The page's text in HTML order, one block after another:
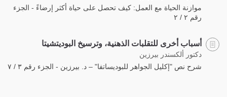
موازنة الحياة مع العمل: كيف تحصل على حياة أكثر إرضاءً - الجزء
رقم ٢ / ٢
أسباب أخرى للتقلبات الذهنية، وترسيخ البوديتشيتا
دكتور ألكسندر بيرزين
شرح نص "إكليل الجواهر للبوديساتفا" – د. بيرزين - الجزء رقم ٣ / ٧